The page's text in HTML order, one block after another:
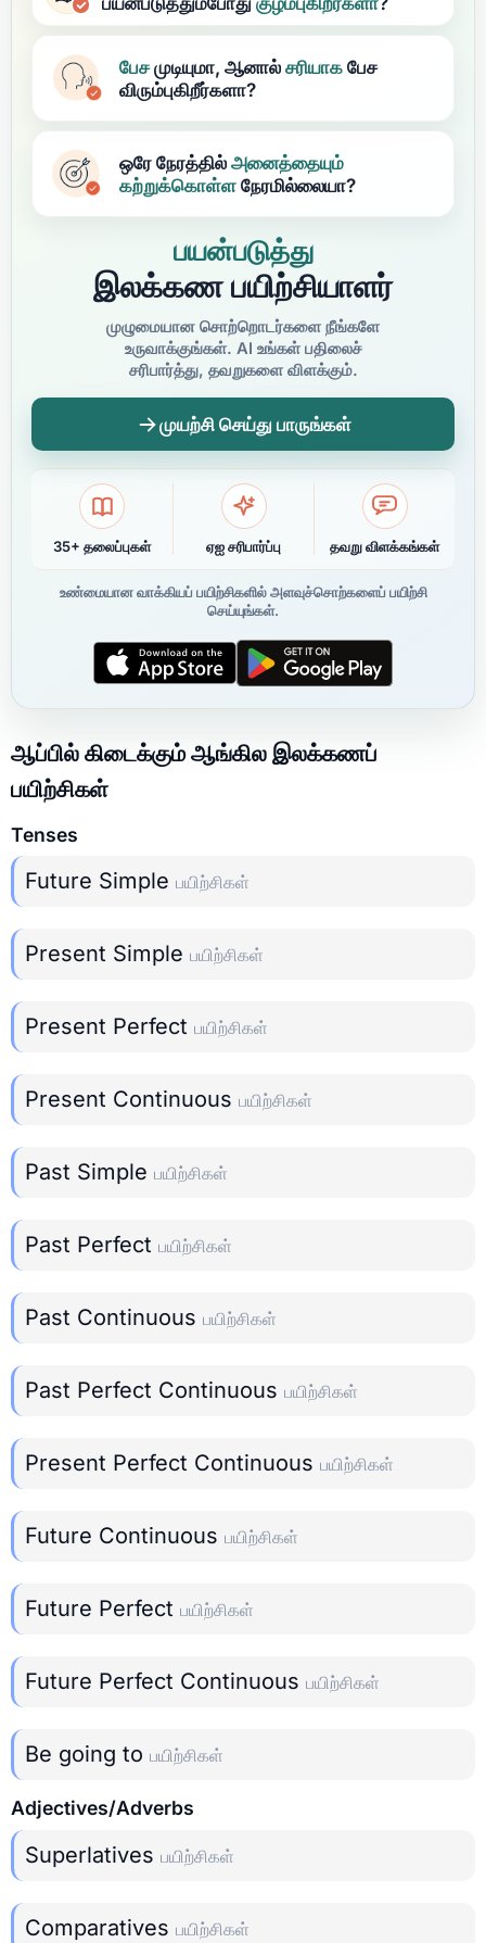
பேசமுடியுமா, ஆனால்சரியாகபேச
விரும்புகிறீர்களா?
ஒரே நேரத்தில்அனைத்தையும்
கற்றுக்கொள்ளநேரமில்லையா?
பயன்படுத்து
இலக்கண பயிற்சியாளர்
முழுமையான சொற்றொடர்களை நீங்களே
உருவாக்குங்கள். AI உங்கள் பதிலைச்
சரிபார்த்து, தவறுகளை விளக்கும்.
முயற்சி செய்து பாருங்கள்
35+ தலைப்புகள் ஏஐ சரிபார்ப்பு தவறு விளக்கங்கள்
உண்மையான வாக்கியப் பயிற்சிகளில் அளவுச்சொற்களைப் பயிற்சி
செய்யுங்கள்.
ஆப்பில் கிடைக்கும் ஆங்கில இலக்கணப்
பயிற்சிகள்
Tenses
Future Simple பயிற்சிகள்
Present Simple பயிற்சிகள்
Present Perfect பயிற்சிகள்
Present Continuous பயிற்சிகள்
Past Simple பயிற்சிகள்
Past Perfect பயிற்சிகள்
Past Continuous பயிற்சிகள்
Past Perfect Continuous பயிற்சிகள்
Present Perfect Continuous பயிற்சிகள்
Future Continuous பயிற்சிகள்
Future Perfect பயிற்சிகள்
Future Perfect Continuous பயிற்சிகள்
Be going to பயிற்சிகள்
Adjectives/Adverbs
Superlatives பயிற்சிகள்
Comparatives பயிற்சிகள்